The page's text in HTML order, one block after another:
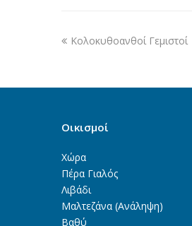
Κολοκυθοανθοί Γεμιστοί
Οικισμοί
Χώρα
Πέρα Γιαλός
Λιβάδι
Μαλτεζάνα (Ανάληψη)
Βαθύ